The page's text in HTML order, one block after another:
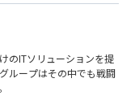
計・実装できる、世界で
き、ハード・ソフト・理
務の中で習得・選定でき
のITソリューションを提
ループはその中でも戦闘